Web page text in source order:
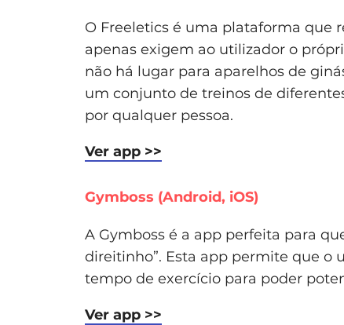
O Freeletics é uma plataforma que
apenas exigem ao utilizador o
não há lugar para aparelhos de
um conjunto de treinos de
por qualquer pessoa.
Ver app >>
Gymboss (Android, iOS)
A Gymboss é a app perfeita para
direitinho”. Esta app permite que o
tempo de exercício para poder
Ver app >>